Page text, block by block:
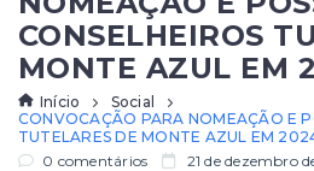
CONSELHEIROS
MONTE AZUL EM
Início
Social
CONVOCAÇÃO PARA NOMEAÇÃO E
TUTELARES DE MONTE AZUL EM
0 comentários
21 de dezembro